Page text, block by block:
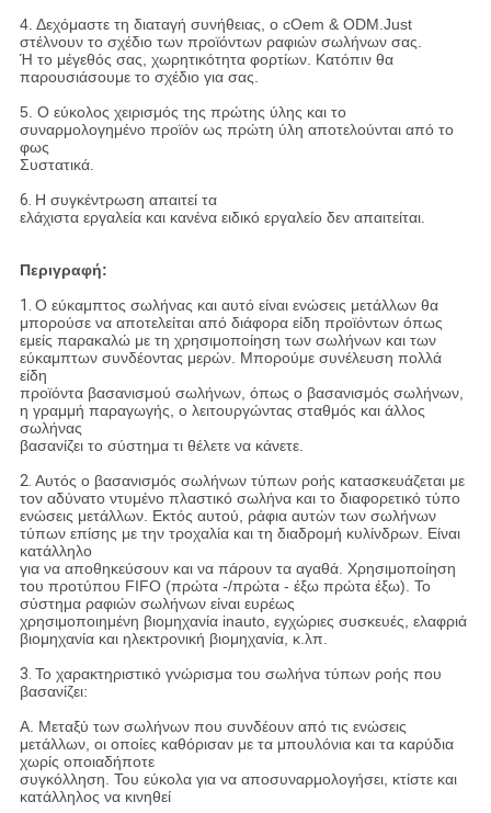
4. Δεχόμαστε τη διαταγή συνήθειας, ο cOem & ODM.Just
στέλνουν το σχέδιο των προϊόντων ραφιών σωλήνων σας.
Ή το μέγεθός σας, χωρητικότητα φορτίων. Κατόπιν θα
παρουσιάσουμε το σχέδιο για σας.
5. Ο εύκολος χειρισμός της πρώτης ύλης και το
συναρμολογημένο προϊόν ως πρώτη ύλη αποτελούνται από το
φως
Συστατικά.
6. Η συγκέντρωση απαιτεί τα
ελάχιστα εργαλεία και κανένα ειδικό εργαλείο δεν απαιτείται.
Περιγραφή:
1. Ο εύκαμπτος σωλήνας και αυτό είναι ενώσεις μετάλλων θα
μπορούσε να αποτελείται από διάφορα είδη προϊόντων όπως
εμείς παρακαλώ με τη χρησιμοποίηση των σωλήνων και των
εύκαμπτων συνδέοντας μερών. Μπορούμε συνέλευση πολλά
είδη
προϊόντα βασανισμού σωλήνων, όπως ο βασανισμός σωλήνων,
η γραμμή παραγωγής, ο λειτουργώντας σταθμός και άλλος
σωλήνας
βασανίζει το σύστημα τι θέλετε να κάνετε.
2. Αυτός ο βασανισμός σωλήνων τύπων ροής κατασκευάζεται με
τον αδύνατο ντυμένο πλαστικό σωλήνα και το διαφορετικό τύπο
ενώσεις μετάλλων. Εκτός αυτού, ράφια αυτών των σωλήνων
τύπων επίσης με την τροχαλία και τη διαδρομή κυλίνδρων. Είναι
κατάλληλο
για να αποθηκεύσουν και να πάρουν τα αγαθά. Χρησιμοποίηση
του προτύπου FIFO (πρώτα -/πρώτα - έξω πρώτα έξω). Το
σύστημα ραφιών σωλήνων είναι ευρέως
χρησιμοποιημένη βιομηχανία inauto, εγχώριες συσκευές, ελαφριά
βιομηχανία και ηλεκτρονική βιομηχανία, κ.λπ.
3. Το χαρακτηριστικό γνώρισμα του σωλήνα τύπων ροής που
βασανίζει:
Α. Μεταξύ των σωλήνων που συνδέουν από τις ενώσεις
μετάλλων, οι οποίες καθόρισαν με τα μπουλόνια και τα καρύδια
χωρίς οποιαδήποτε
συγκόλληση. Του εύκολα για να αποσυναρμολογήσει, κτίστε και
κατάλληλος να κινηθεί